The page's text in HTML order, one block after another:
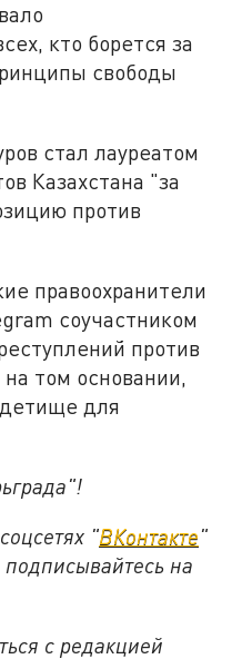
кто борется за
свободы
стал лауреатом
Казахстана "за
против
правоохранители
соучастником
против
том основании,
для
"ВКонтакте"
подписывайтесь на
с редакцией